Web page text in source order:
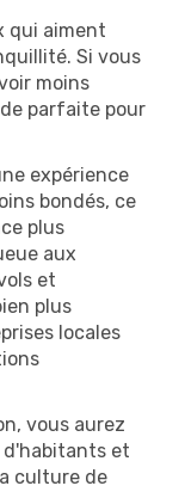
qui aiment
Si vous
moins
parfaite pour
expérience
bondés, ce
plus
aux
et
plus
locales
vous aurez
d'habitants et
culture de